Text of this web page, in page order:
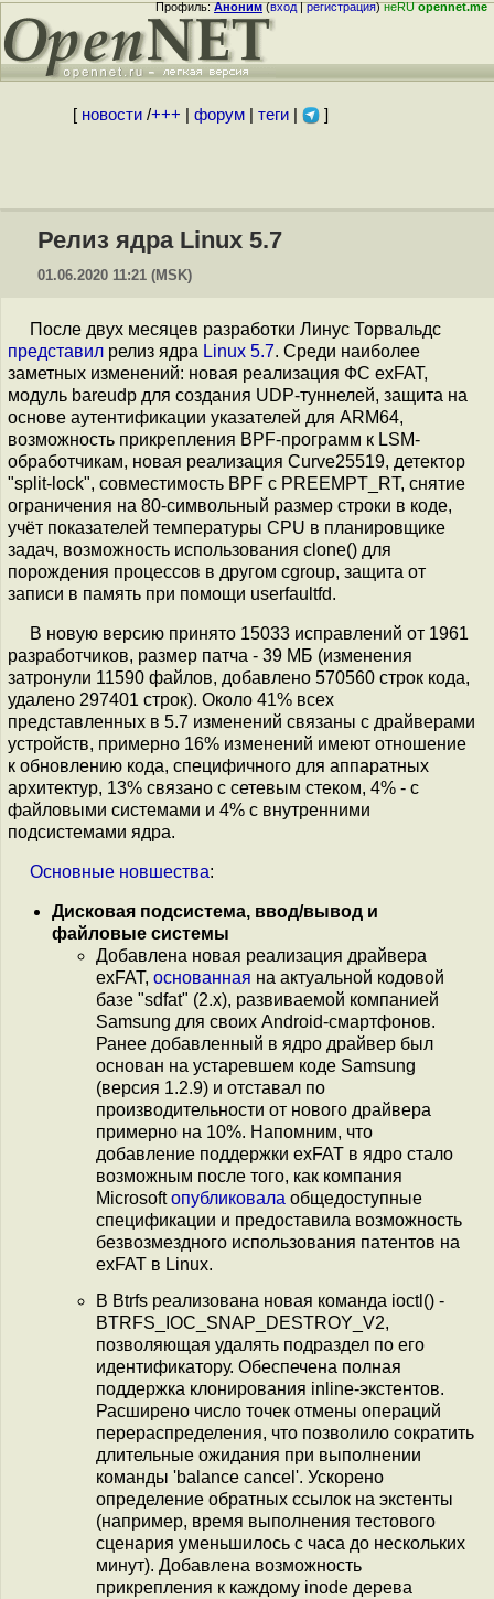
Профиль:Аноним(вход|регистрация)неRUopennet.me
[ новости/+++ форум| теги| ]
Релиз ядра Linux 5.7
01.06.2020 11:21 (MSK)
После двух месяцев разработки Линус Торвальдс
представил релиз ядра Linux 5.7. Среди наиболее
заметных изменений: новая реализация ФС exFAT,
модуль bareudp для создания UDP-туннелей, защита на
основе аутентификации указателей для ARM64,
возможность прикрепления BPF-программ к LSM-
обработчикам, новая реализация Curve25519, детектор
"split-lock", совместимость BPF с PREEMPT_RT, снятие
ограничения на 80-символьный размер строки в коде,
учёт показателей температуры CPU в планировщике
задач, возможность использования clone() для
порождения процессов в другом cgroup, защита от
записи в память при помощи userfaultfd.
В новую версию принято 15033 исправлений от 1961
разработчиков, размер патча - 39 МБ (изменения
затронули 11590 файлов, добавлено 570560 строк кода,
удалено 297401 строк). Около 41% всех
представленных в 5.7 изменений связаны с драйверами
устройств, примерно 16% изменений имеют отношение
к обновлению кода, специфичного для аппаратных
архитектур, 13% связано с сетевым стеком, 4% - с
файловыми системами и 4% c внутренними
подсистемами ядра.
Основные новшества:
Дисковая подсистема, ввод/вывод и
файловые системы
Добавлена новая реализация драйвера
exFAT, основанная на актуальной кодовой
базе "sdfat" (2.x), развиваемой компанией
Samsung для своих Android-смартфонов.
Ранее добавленный в ядро драйвер был
основан на устаревшем коде Samsung
(версия 1.2.9) и отставал по
производительности от нового драйвера
примерно на 10%. Напомним, что
добавление поддержки exFAT в ядро стало
возможным после того, как компания
Microsoftопубликовала общедоступные
спецификации и предоставила возможность
безвозмездного использования патентов на
exFAT в Linux.
В Btrfs реализована новая команда ioctl() -
BTRFS_IOC_SNAP_DESTROY_V2,
позволяющая удалять подраздел по его
идентификатору. Обеспечена полная
поддержка клонирования inline-экстентов.
Расширено число точек отмены операций
перераспределения, что позволило сократить
длительные ожидания при выполнении
команды 'balance cancel'. Ускорено
определение обратных ссылок на экстенты
(например, время выполнения тестового
сценария уменьшилось с часа до нескольких
минут). Добавлена возможность
прикрепления к каждому inode дерева